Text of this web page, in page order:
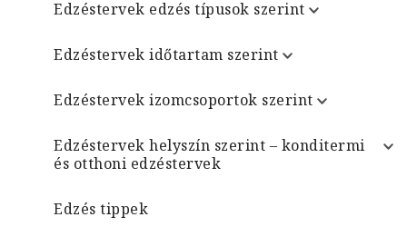
Edzéstervek edzés típusok szerint
Edzéstervek időtartam szerint
Edzéstervek izomcsoportok szerint
Edzéstervek helyszín szerint – konditermi
és otthoni edzéstervek
Edzés tippek